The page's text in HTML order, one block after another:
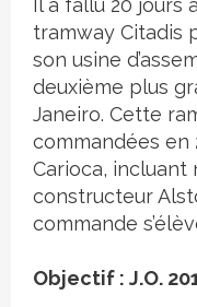
Il a fallu 20 jours
tramway Citadis
son usine
deuxième plus
Janeiro. Cette
commandées en
Carioca, incluant
constructeur
commande
Objectif : J.O.